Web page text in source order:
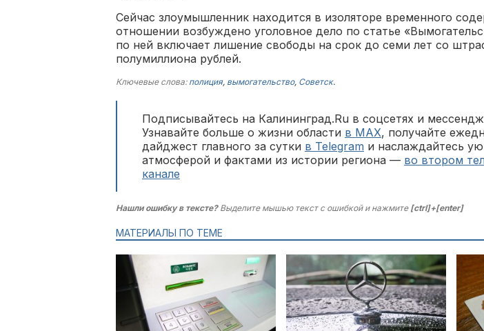
Сейчас злоумышленник находится в изоляторе временного
отношении возбуждено уголовное дело по статье
по ней включает лишение свободы на срок до семи лет со
полумиллиона рублей.
Ключевые слова: полиция, вымогательство, Советск.
Подписывайтесь на Калининград.Ru в соцсетях и
Узнавайте больше о жизни области в MAX, получайте
дайджест главного за сутки в Telegram и наслаждайтесь
атмосферой и фактами из истории региона — во втором
канале
Нашли ошибку в тексте?Выделите мышью текст с ошибкой и нажмите [ctrl]+[enter]
МАТЕРИАЛЫ ПО ТЕМЕ